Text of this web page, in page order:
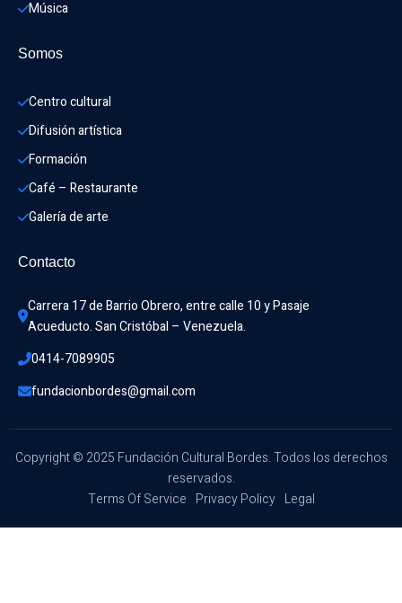
Música
Somos
Centro cultural
Difusión artística
Formación
Café – Restaurante
Galería de arte
Contacto
Carrera 17 de Barrio Obrero, entre calle 10 y Pasaje
Acueducto. San Cristóbal – Venezuela.
0414-7089905
fundacionbordes@gmail.com
Copyright © 2025 Fundación Cultural Bordes. Todos los derechos
reservados.
Terms Of Service Privacy Policy Legal